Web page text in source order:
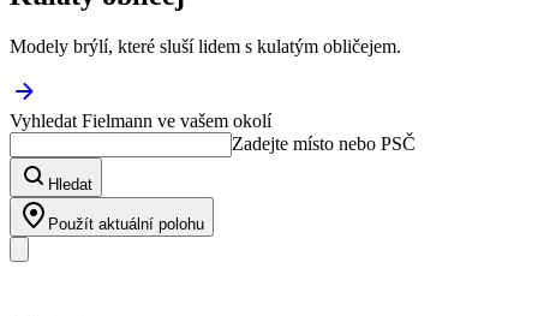
Modely brýlí, které sluší lidem s kulatým obličejem.
Vyhledat Fielmann ve vašem okolí
Zadejte místo nebo PSČ
Hledat
Použít aktuální polohu